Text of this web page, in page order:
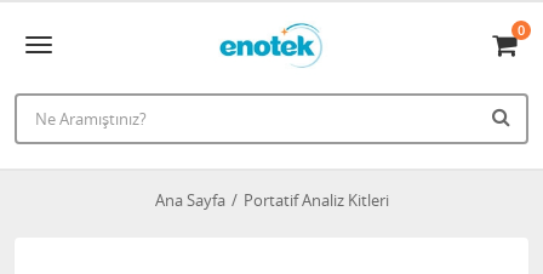
0
Ana Sayfa Portatif Analiz Kitleri